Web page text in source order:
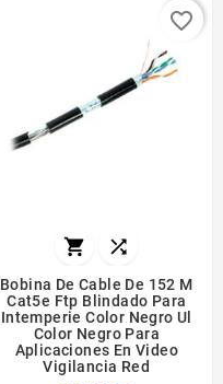
 
Bobina De Cable De 152 M
Cat5e Ftp Blindado Para
Intemperie Color Negro Ul
Color Negro Para
Aplicaciones En Video
Vigilancia Red
favorite_border